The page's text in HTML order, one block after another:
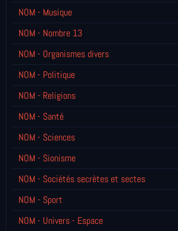
NOM - Musique
NOM - Nombre 13
NOM - Organismes divers
NOM - Politique
NOM - Religions
NOM - Santé
NOM - Sciences
NOM - Sionisme
NOM - Sociétés secrètes et sectes
NOM - Sport
NOM - Univers - Espace